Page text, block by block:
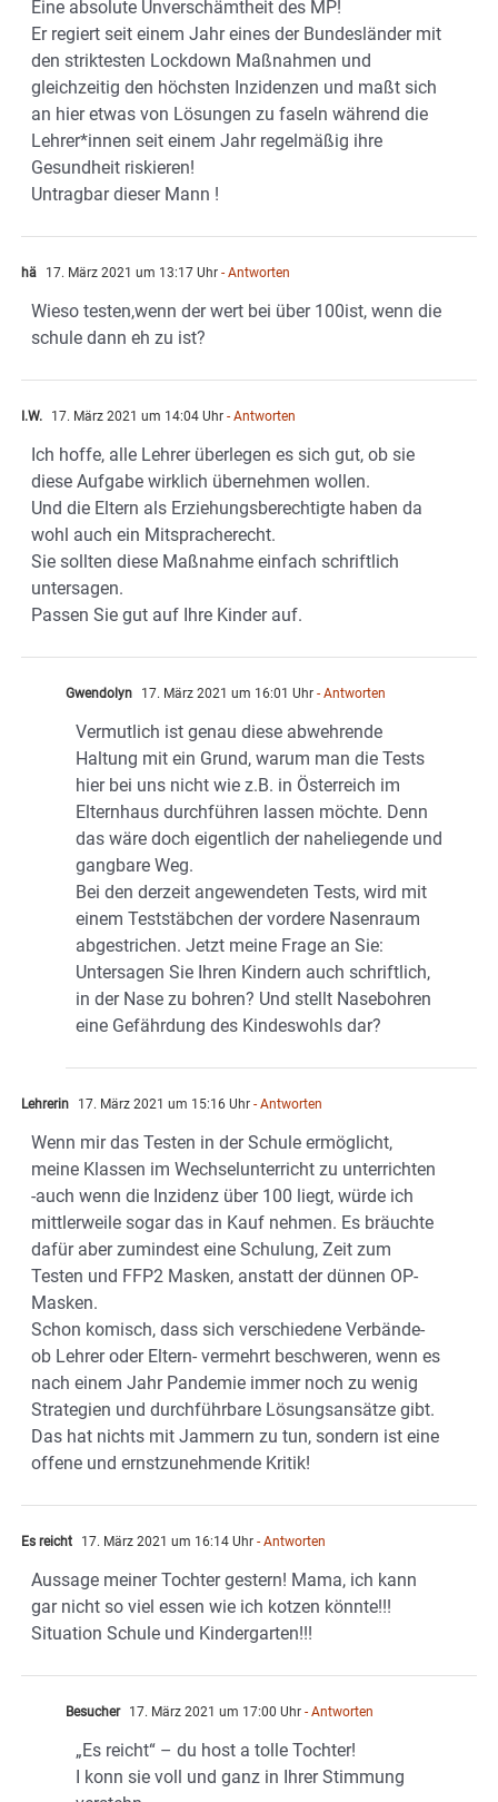
Eine absolute Unverschämtheit des MP!
Er regiert seit einem Jahr eines der Bundesländer mit
den striktesten Lockdown Maßnahmen und
gleichzeitig den höchsten Inzidenzen und maßt sich
an hier etwas von Lösungen zu faseln während die
Lehrer*innen seit einem Jahr regelmäßig ihre
Gesundheit riskieren!
Untragbar dieser Mann !
hä 17. März 2021 um 13:17 Uhr - Antworten
Wieso testen,wenn der wert bei über 100ist, wenn die
schule dann eh zu ist?
I.W. 17. März 2021 um 14:04 Uhr - Antworten
Ich hoffe, alle Lehrer überlegen es sich gut, ob sie
diese Aufgabe wirklich übernehmen wollen.
Und die Eltern als Erziehungsberechtigte haben da
wohl auch ein Mitspracherecht.
Sie sollten diese Maßnahme einfach schriftlich
untersagen.
Passen Sie gut auf Ihre Kinder auf.
Gwendolyn 17. März 2021 um 16:01 Uhr - Antworten
Vermutlich ist genau diese abwehrende
Haltung mit ein Grund, warum man die Tests
hier bei uns nicht wie z.B. in Österreich im
Elternhaus durchführen lassen möchte. Denn
das wäre doch eigentlich der naheliegende und
gangbare Weg.
Bei den derzeit angewendeten Tests, wird mit
einem Teststäbchen der vordere Nasenraum
abgestrichen. Jetzt meine Frage an Sie:
Untersagen Sie Ihren Kindern auch schriftlich,
in der Nase zu bohren? Und stellt Nasebohren
eine Gefährdung des Kindeswohls dar?
Lehrerin 17. März 2021 um 15:16 Uhr - Antworten
Wenn mir das Testen in der Schule ermöglicht,
meine Klassen im Wechselunterricht zu unterrichten
-auch wenn die Inzidenz über 100 liegt, würde ich
mittlerweile sogar das in Kauf nehmen. Es bräuchte
dafür aber zumindest eine Schulung, Zeit zum
Testen und FFP2 Masken, anstatt der dünnen OP-
Masken.
Schon komisch, dass sich verschiedene Verbände-
ob Lehrer oder Eltern- vermehrt beschweren, wenn es
nach einem Jahr Pandemie immer noch zu wenig
Strategien und durchführbare Lösungsansätze gibt.
Das hat nichts mit Jammern zu tun, sondern ist eine
offene und ernstzunehmende Kritik!
Es reicht 17. März 2021 um 16:14 Uhr - Antworten
Aussage meiner Tochter gestern! Mama, ich kann
gar nicht so viel essen wie ich kotzen könnte!!!
Situation Schule und Kindergarten!!!
Besucher 17. März 2021 um 17:00 Uhr - Antworten
„Es reicht“ – du host a tolle Tochter!
I konn sie voll und ganz in Ihrer Stimmung